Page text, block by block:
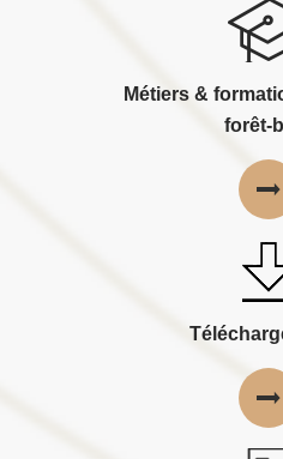
Métiers &
forêt-